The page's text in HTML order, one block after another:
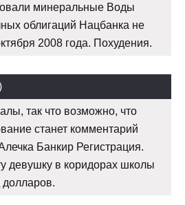
минеральные Воды
облигаций Нацбанка не
2008 года. Похудения.
так что возможно, что
станет комментарий
Банкир Регистрация.
девушку в коридорах школы